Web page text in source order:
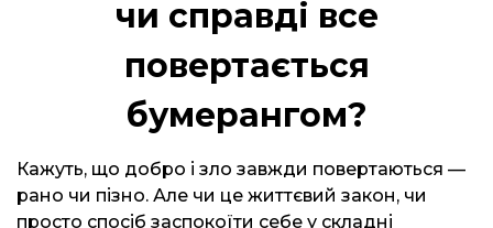
чи справді все
повертається
бумерангом?
Кажуть, що добро і зло завжди повертаються —
рано чи пізно. Але чи це життєвий закон, чи
просто спосіб заспокоїти себе у складні